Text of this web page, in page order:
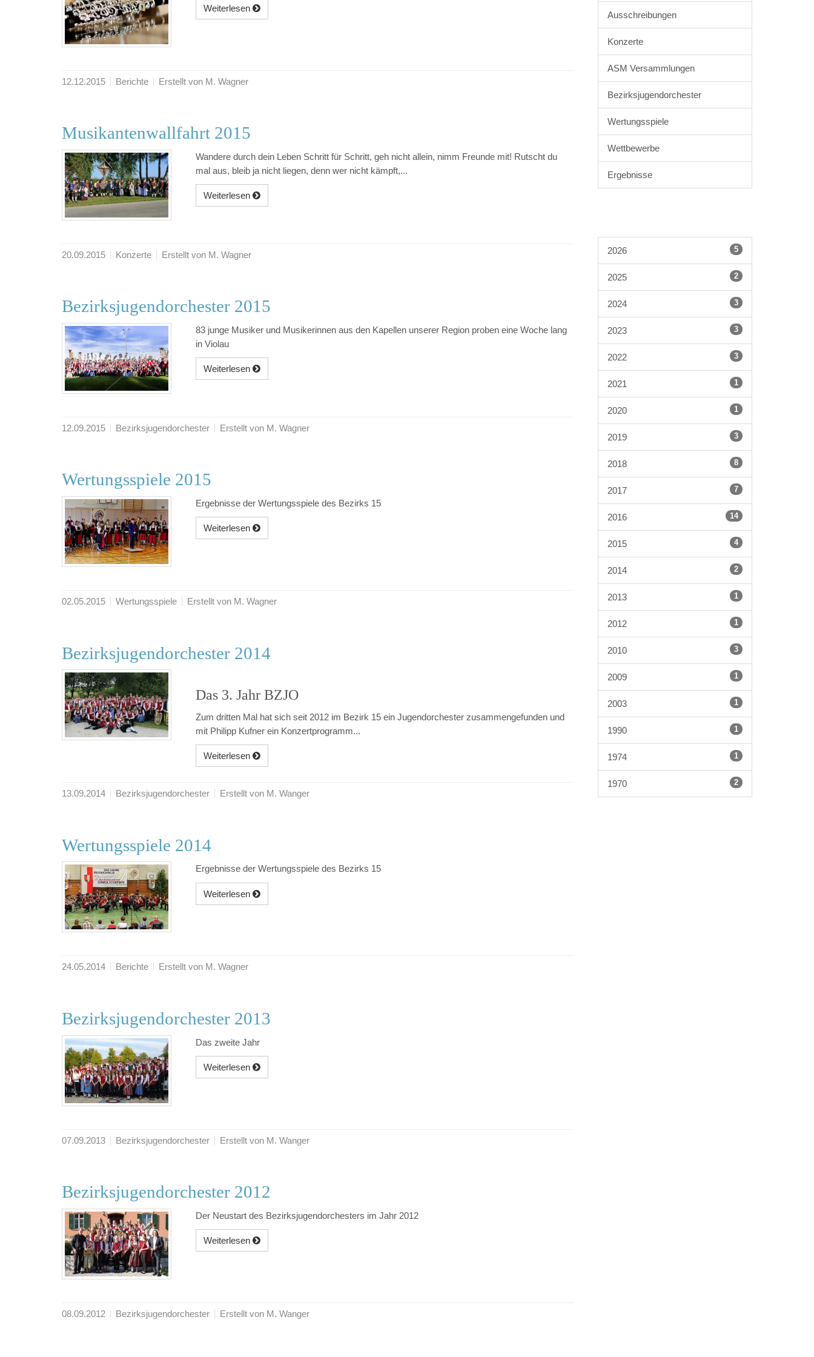
Weiterlesen
12.12.2015 Berichte Erstellt von M. Wagner
Musikantenwallfahrt 2015
Wandere durch dein Leben Schritt für Schritt, geh nicht allein, nimm Freunde mit! Rutscht du
mal aus, bleib ja nicht liegen, denn wer nicht kämpft,...
Weiterlesen
20.09.2015 Konzerte Erstellt von M. Wagner
Bezirksjugendorchester 2015
83 junge Musiker und Musikerinnen aus den Kapellen unserer Region proben eine Woche lang
in Violau
Weiterlesen
12.09.2015 Bezirksjugendorchester Erstellt von M. Wagner
Wertungsspiele 2015
Ergebnisse der Wertungsspiele des Bezirks 15
Weiterlesen
02.05.2015 Wertungsspiele Erstellt von M. Wagner
Bezirksjugendorchester 2014
Das 3. Jahr BZJO
Zum dritten Mal hat sich seit 2012 im Bezirk 15 ein Jugendorchester zusammengefunden und
mit Philipp Kufner ein Konzertprogramm...
Weiterlesen
13.09.2014 Bezirksjugendorchester Erstellt von M. Wanger
Wertungsspiele 2014
Ergebnisse der Wertungsspiele des Bezirks 15
Weiterlesen
24.05.2014 Berichte Erstellt von M. Wagner
Bezirksjugendorchester 2013
Das zweite Jahr
Weiterlesen
07.09.2013 Bezirksjugendorchester Erstellt von M. Wanger
Bezirksjugendorchester 2012
Der Neustart des Bezirksjugendorchesters im Jahr 2012
Weiterlesen
08.09.2012 Bezirksjugendorchester Erstellt von M. Wanger
Ausschreibungen
Konzerte
ASM Versammlungen
Bezirksjugendorchester
Wertungsspiele
Wettbewerbe
Ergebnisse
2026 5
2025 2
2024 3
2023 3
2022 3
2021 1
2020 1
2019 3
2018 8
2017 7
2016 14
2015 4
2014 2
2013 1
2012 1
2010 3
2009 1
2003 1
1990 1
1974 1
1970 2